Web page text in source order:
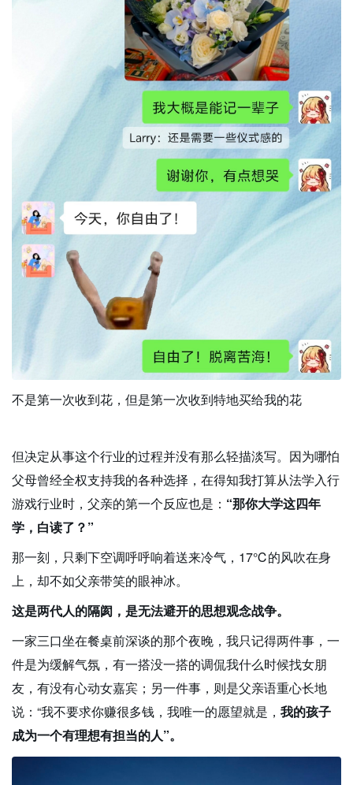
不是第一次收到花，但是第一次收到特地买给我的花
但决定从事这个行业的过程并没有那么轻描淡写。因为哪怕
父母曾经全权支持我的各种选择，在得知我打算从法学入行
游戏行业时，父亲的第一个反应也是： “那你大学这四年
学，白读了？”
那一刻，只剩下空调呼呼响着送来冷气，17℃的风吹在身
上，却不如父亲带笑的眼神冰。
这是两代人的隔阂，是无法避开的思想观念战争。
一家三口坐在餐桌前深谈的那个夜晚，我只记得两件事，一
件是为缓解气氛，有一搭没一搭的调侃我什么时候找女朋
友，有没有心动女嘉宾；另一件事，则是父亲语重心长地
说：“我不要求你赚很多钱，我唯一的愿望就是， 我的孩子
成为一个有理想有担当的人”。